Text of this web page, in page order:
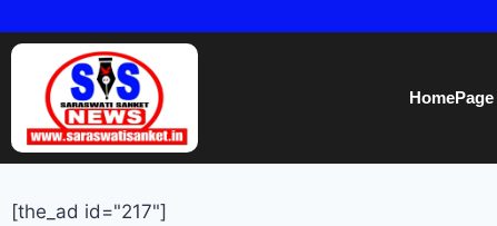
HomePage
[the_ad id="217"]